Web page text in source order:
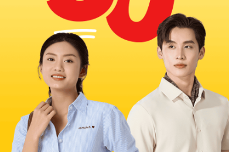
đưa áo Polo vào danh sách những món đồ không
hưởng tinh thần đó, xu hướng phối đồ với áo Polo
thống mà còn hướng tới sự phá cách, trẻ trung
tính.
phong cách Old Money là một trong những cách
nay. Bạn có thể kết hợp áo polo dài tay cùng quần
lịch mà vẫn giữ được sự thoải mái khi mặc.
kem, beige, navy, xám hoặc nâu để tạo đúng tinh
loafers da, đồng hồ tối giản hoặc thắt lưng da trơn sẽ
phối đồ lý tưởng cho những buổi gặp đối tác, hẹn